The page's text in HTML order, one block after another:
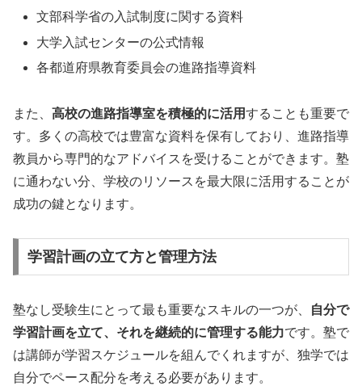
文部科学省の入試制度に関する資料
大学入試センターの公式情報
各都道府県教育委員会の進路指導資料
また、 高校の進路指導室を積極的に活用することも重要で
す。多くの高校では豊富な資料を保有しており、進路指導
教員から専門的なアドバイスを受けることができます。塾
に通わない分、学校のリソースを最大限に活用することが
成功の鍵となります。
学習計画の立て方と管理方法
塾なし受験生にとって最も重要なスキルの一つが、
自分で
学習計画を立て、それを継続的に管理する能力です。塾で
は講師が学習スケジュールを組んでくれますが、独学では
自分でペース配分を考える必要があります。